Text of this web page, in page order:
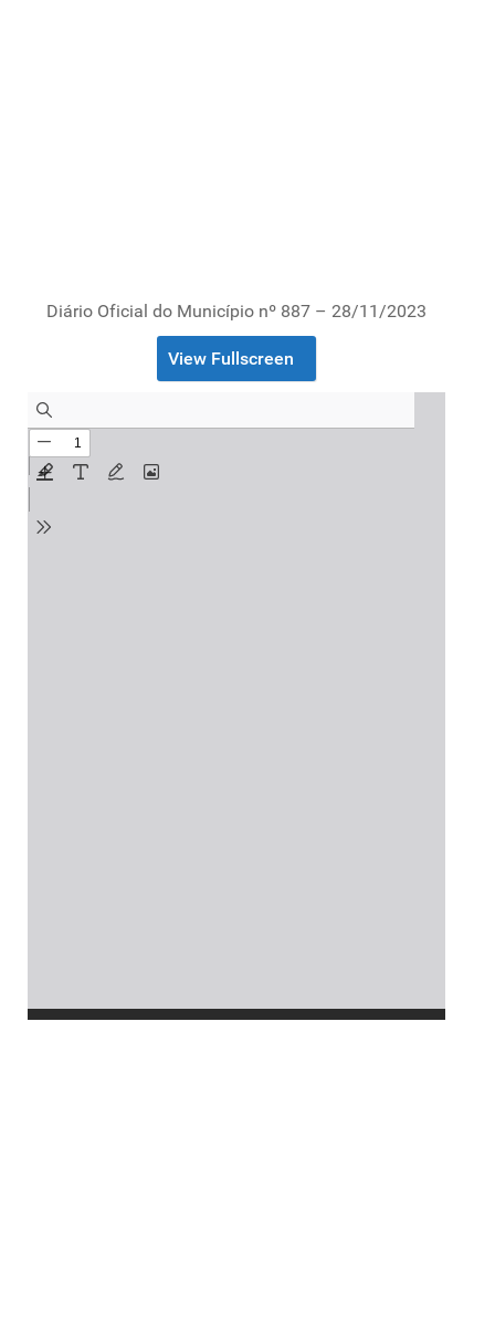
Diário Oficial do Município nº 887 – 28/11/2023
View Fullscreen